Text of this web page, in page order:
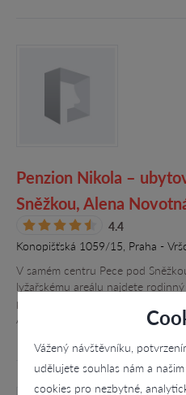
Vážený návštěvníku,
udělujete souhlas nám a
cookies pro nezbytné,
Penzion Nikola –
Sněžkou, Alena
4.4
Konopišťská 1059/15, Praha -
V samém centru Pece pod
lyžařskému areálu najdete
postaven na místě staré chalupy
Alena a…